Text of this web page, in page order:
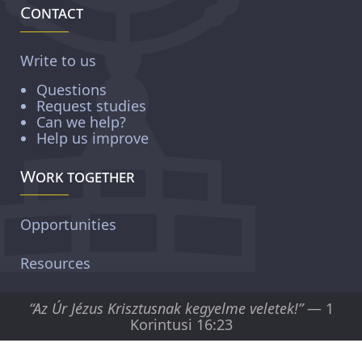
Contact
Write to us
Questions
Request studies
Can we help?
Help us improve
Work together
Opportunities
Resources
“Az Úr Jézus Krisztusnak kegyelme veletek!”— 1
Korintusi 16:23